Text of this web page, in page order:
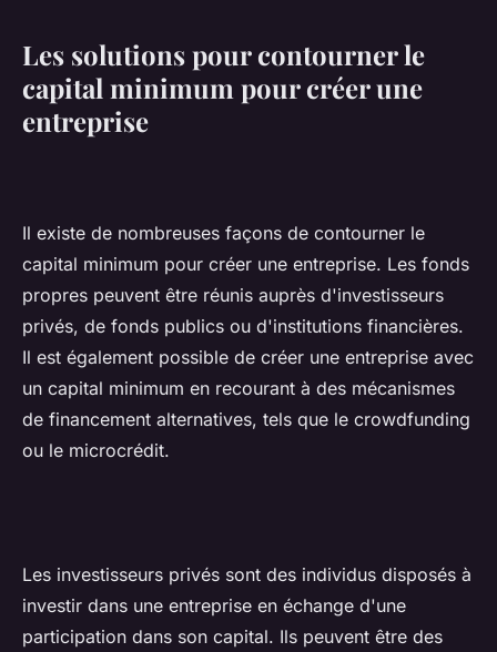
Les solutions pour contourner le
capital minimum pour créer une
entreprise
Il existe de nombreuses façons de contourner le
capital minimum pour créer une entreprise. Les fonds
propres peuvent être réunis auprès d'investisseurs
privés, de fonds publics ou d'institutions financières.
Il est également possible de créer une entreprise avec
un capital minimum en recourant à des mécanismes
de financement alternatives, tels que le crowdfunding
ou le microcrédit.
Les investisseurs privés sont des individus disposés à
investir dans une entreprise en échange d'une
participation dans son capital. Ils peuvent être des